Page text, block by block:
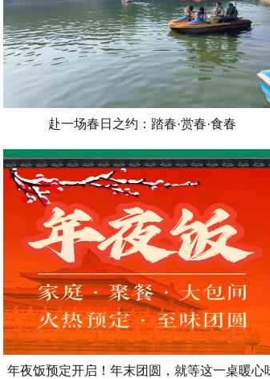
即
赴一场春日之约：踏春·赏春·食春
预
定
年夜饭预定开启！年末团圆，就等这一桌暖心